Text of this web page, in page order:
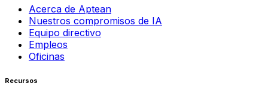
Acerca de Aptean
Nuestros compromisos de IA
Equipo directivo
Empleos
Oficinas
Recursos